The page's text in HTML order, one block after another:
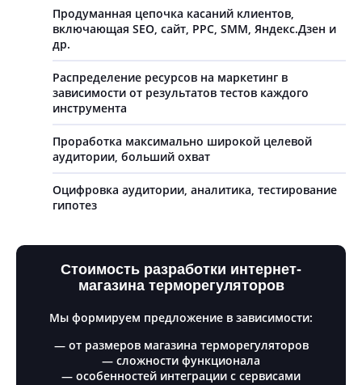
Продуманная цепочка касаний клиентов,
включающая SEO, сайт, PPC, SMM, Яндекс.Дзен и
др.
Распределение ресурсов на маркетинг в
зависимости от результатов тестов каждого
инструмента
Проработка максимально широкой целевой
аудитории, больший охват
Оцифровка аудитории, аналитика, тестирование
гипотез
Стоимость разработки интернет-
магазина терморегуляторов
Мы формируем предложение в зависимости:
— от размеров магазина терморегуляторов
— сложности функционала
— особенностей интеграции с сервисами